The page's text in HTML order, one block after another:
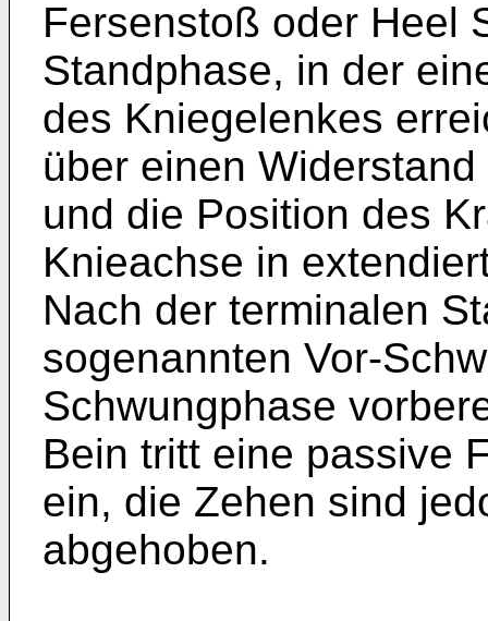
Fersenstoß oder Heel
Standphase, in der
des Kniegelenkes
über einen
und die Position des
Knieachse in
Nach der terminalen
sogenannten Vor-
Schwungphase
Bein tritt eine passive
ein, die Zehen sind
abgehoben.